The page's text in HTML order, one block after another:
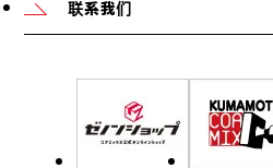
联系我们